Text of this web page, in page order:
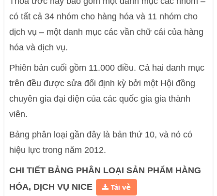
có tất cả 34 nhóm cho hàng hóa và 11 nhóm cho
dịch vụ – một danh mục các vần chữ cái của hàng
hóa và dịch vụ.
Phiên bản cuối gồm 11.000 điều. Cả hai danh mục
trên đều được sửa đổi định kỳ bởi một Hội đồng
chuyên gia đại diện của các quốc gia gia thành
viên.
Bảng phân loại gần đây là bản thứ 10, và nó có
hiệu lực trong năm 2012.
CHI TIẾT BẢNG PHÂN LOẠI SẢN PHẨM HÀNG
HÓA, DỊCH VỤ NICE